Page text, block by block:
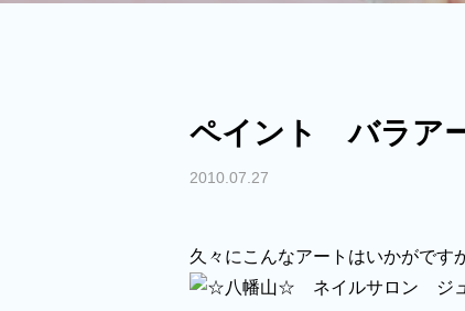
ペイント バラア
2010.07.27
久々にこんなアートはいかがです